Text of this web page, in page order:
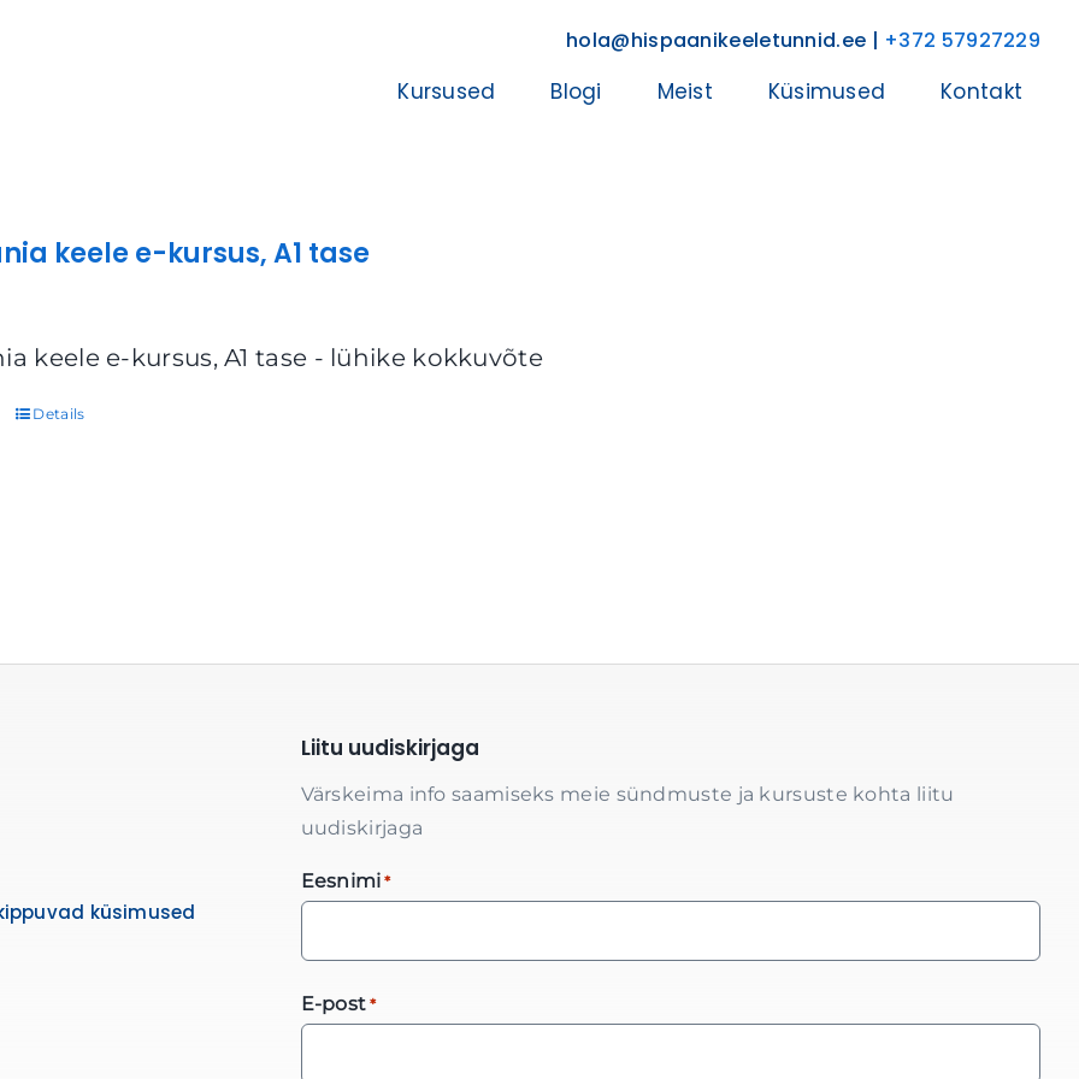
hola@hispaanikeeletunnid.ee | +372 57927229
Kursused Blogi Meist Küsimused Kontakt
keele e-kursus, A1 tase
keele e-kursus, A1 tase - lühike kokkuvõte
Details
küsimused
Liitu uudiskirjaga
Värskeima info saamiseks meie sündmuste ja kursuste kohta liitu
uudiskirjaga
Eesnimi *
E-post *